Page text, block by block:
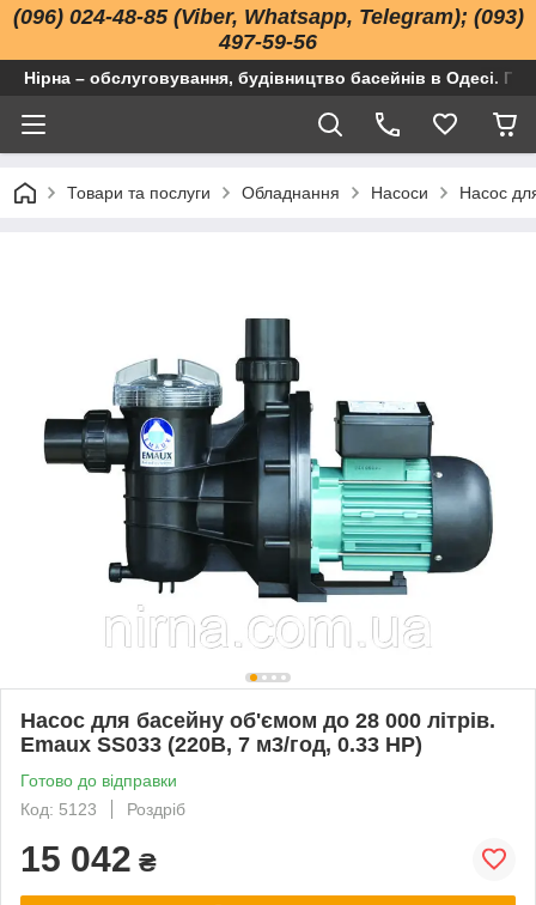
(096) 024-48-85 (Viber, Whatsapp, Telegram); (093)
497-59-56
Нірна – обслуговування, будівництво басейнів в Одесі.
Товари та послуги Обладнання Насоси Насос
Насос для басейну об'ємом до 28 000 літрів.
Emaux SS033 (220В, 7 м3/год, 0.33 HP)
Готово до відправки
Код: 5123
Роздріб
15 042 ₴